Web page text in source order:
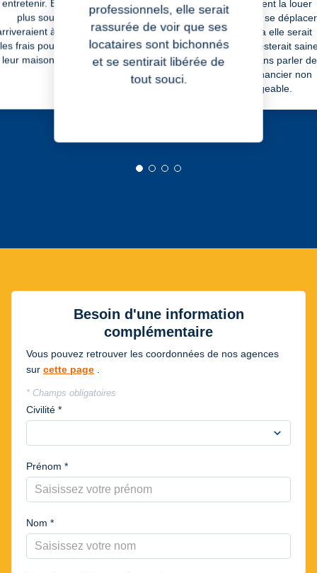
professionnels, elle serait
rassurée de voir que ses
locataires sont bichonnés
et se sentirait libérée de
tout souci.
ils pourraient la louer
sans devoir se
Comme ça elle serait
occupée, resterait
et aérée sans parler de
l’apport financier non
négligeable.
cogestion, il pourrait
locations comme bon lui
semble.
entretenir. En la louant
plus souvent, ils
à compenser
les frais pour conserver
leur maison de famille.
Diapositive 1 sur 4
Diapositive 2 sur 4
Diapositive 3 sur 4
Diapositive 4 sur 4
Besoin d'une information
complémentaire
Vous pouvez retrouver les coordonnées de nos agences
sur cette page
* Champs obligatoires
Civilité *
expand_more
Prénom *
Nom *